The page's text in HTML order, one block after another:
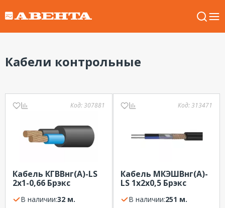
Кабели контрольные
Код:307881
Кабель КГВВнг(А)-LS
2х1-0,66 Брэкс
В наличии: 32 м.
Код:313471
Кабель МКЭШВнг(А)-
LS 1х2х0,5 Брэкс
В наличии: 251 м.